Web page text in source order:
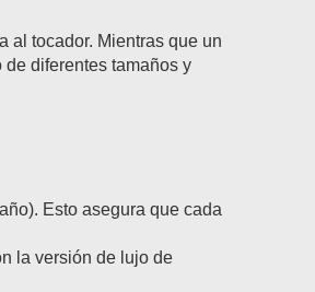
al tocador. Mientras que un
diferentes tamaños y
Esto asegura que cada
la versión de lujo de